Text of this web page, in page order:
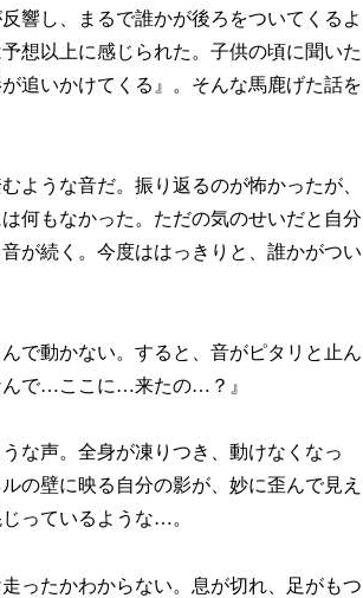
響し、まるで誰かが後ろをついてくるよ
想以上に感じられた。子供の頃に聞いた
追いかけてくる』。そんな馬鹿げた話を
ような音だ。振り返るのが怖かったが、
何もなかった。ただの気のせいだと自分
が続く。今度ははっきりと、誰かがつい
で動かない。すると、音がピタリと止ん
んで…ここに…来たの…？』
な声。全身が凍りつき、動けなくなっ
の壁に映る自分の影が、妙に歪んで見え
っているような…。
ったかわからない。息が切れ、足がもつ